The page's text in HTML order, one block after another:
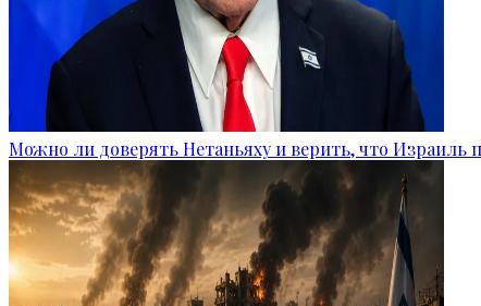
Можно ли доверять Нетаньяху и верить, что Израиль